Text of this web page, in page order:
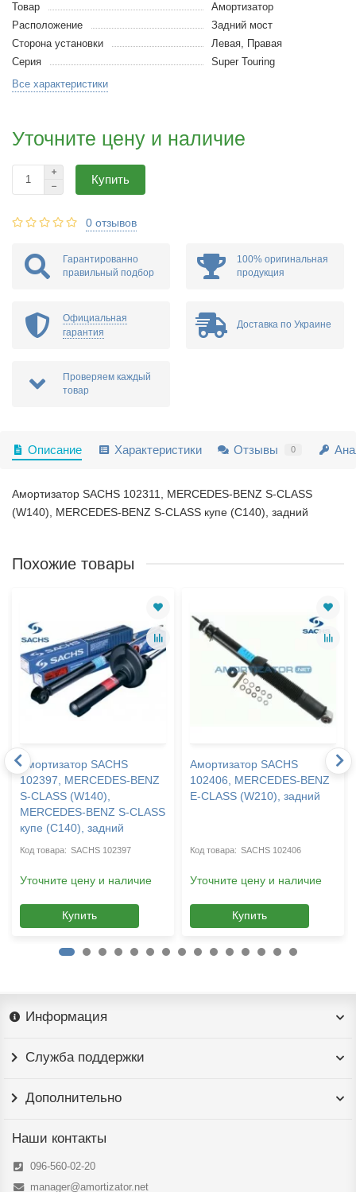
Товар
Амортизатор
Расположение
Задний мост
Сторона установки
Левая, Правая
Серия
Super Touring
Все характеристики
Уточните цену и наличие
Купить
0 отзывов
Гарантированно
правильный подбор
100% оригинальная
продукция
Официальная
гарантия
Доставка по Украине
Проверяем каждый
товар
Описание Характеристики Отзывы 0
Амортизатор SACHS 102311, MERCEDES-BENZ S-CLASS
(W140), MERCEDES-BENZ S-CLASS купе (C140), задний
Похожие товары
Амортизатор SACHS
102397, MERCEDES-BENZ
S-CLASS (W140),
MERCEDES-BENZ S-CLASS
купе (C140), задний
SACHS 102397
Уточните цену и наличие
Купить
Амортизатор SACHS
102406, MERCEDES-BENZ
E-CLASS (W210), задний
SACHS 102406
Уточните цену и наличие
Купить
Информация
Служба поддержки
Дополнительно
Наши контакты
096-560-02-20
manager@amortizator.net